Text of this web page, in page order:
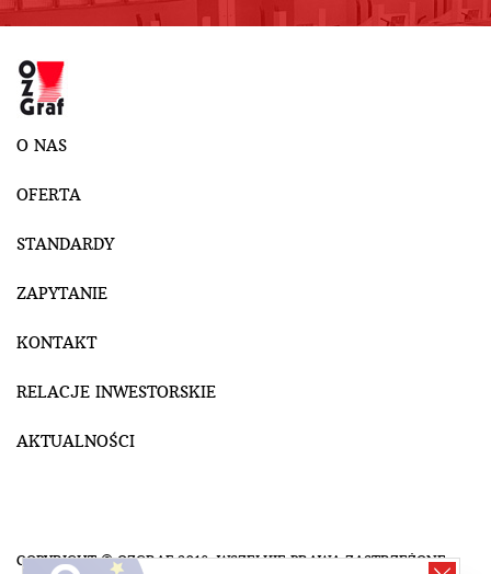
O NAS
OFERTA
STANDARDY
ZAPYTANIE
KONTAKT
RELACJE INWESTORSKIE
AKTUALNOŚCI
COPYRIGHT © OZGRAF 2018. WSZELKIE PRAWA ZASTRZEŻONE.